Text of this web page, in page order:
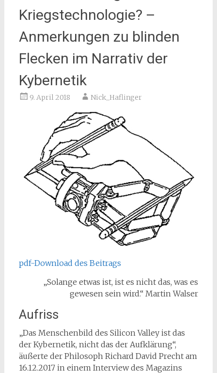
Kriegstechnologie? –
Anmerkungen zu blinden
Flecken im Narrativ der
Kybernetik
9. April 2018 Nick_Haflinger
pdf-Download des Beitrags
„Solange etwas ist, ist es nicht das, was es
gewesen sein wird.“ Martin Walser
Aufriss
„Das Menschenbild des Silicon Valley ist das
der Kybernetik, nicht das der Aufklärung“,
äußerte der Philosoph Richard David Precht am
16.12.2017 in einem Interview des Magazins